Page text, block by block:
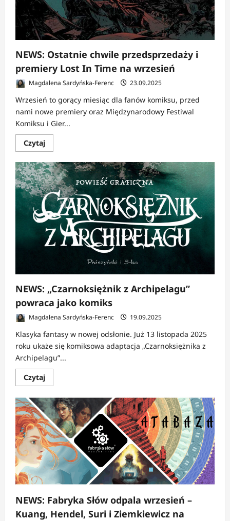
NEWS: Ostatnie chwile przedsprzedaży i
premiery Lost In Time na wrzesień
Magdalena Sardyńska-Ferenc 23.09.2025
Wrzesień to gorący miesiąc dla fanów komiksu, przed
nami nowe premiery oraz Międzynarodowy Festiwal
Komiksu i Gier...
CzytajDowiedz
się
o
NEWS:
Ostatnie
chwile
przedsprzedaży
i
premiery
Lost
In
Time
na
wrzesień
NEWS: „Czarnoksiężnik z Archipelagu”
powraca jako komiks
Magdalena Sardyńska-Ferenc 19.09.2025
Klasyka fantasy w nowej odsłonie. Już 13 listopada 2025
roku ukaże się komiksowa adaptacja „Czarnoksiężnika z
Archipelagu”...
CzytajDowiedz
się
o
NEWS:
„Czarnoksiężnik
z
Archipelagu”
powraca
jako
komiks
NEWS: Fabryka Słów odpala wrzesień –
Kuang, Hendel, Suri i Ziemkiewicz na